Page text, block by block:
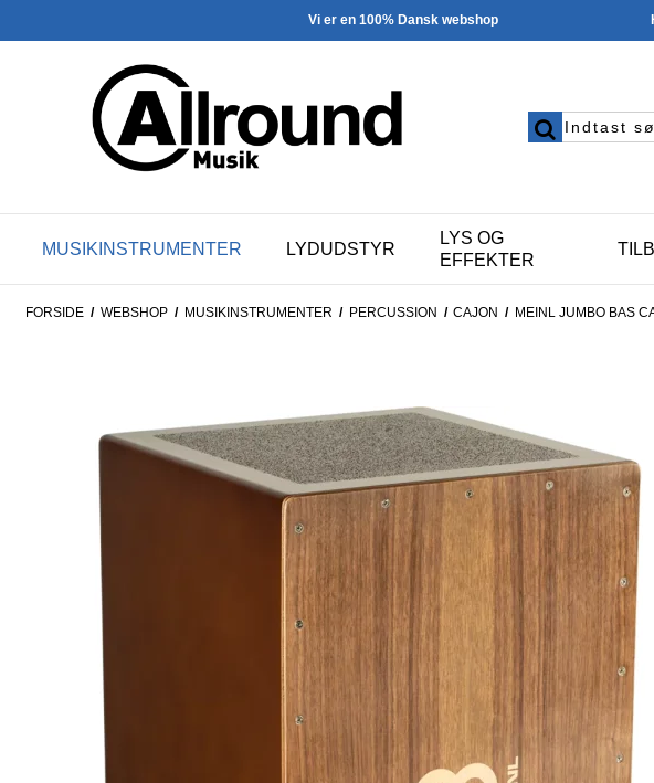
Vi er en 100% Dansk webshop
MUSIKINSTRUMENTER LYDUDSTYR
LYS OG
EFFEKTER
FORSIDE / WEBSHOP / MUSIKINSTRUMENTER / PERCUSSION / CAJON / MEINL JUMBO BAS